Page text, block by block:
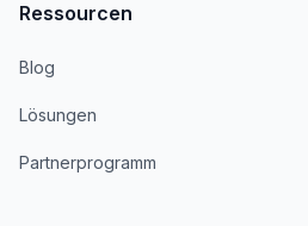
Ressourcen
Blog
Lösungen
Partnerprogramm